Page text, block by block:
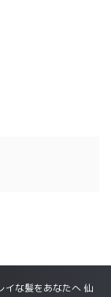
イな髪をあなたへ 仙